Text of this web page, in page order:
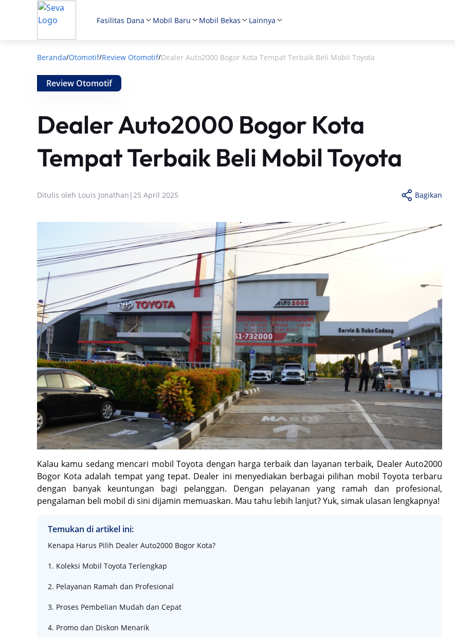
Fasilitas Dana Mobil Baru Mobil Bekas Lainnya
Beranda/Otomotif/Review Otomotif/Dealer Auto2000 Bogor Kota Tempat Terbaik Beli Mobil Toyota
Review Otomotif
Dealer Auto2000 Bogor Kota
Tempat Terbaik Beli Mobil Toyota
Ditulis oleh Louis Jonathan |25 April 2025 Bagikan
Kalau kamu sedang mencari mobil Toyota dengan harga terbaik dan layanan terbaik, Dealer Auto2000
Bogor Kota adalah tempat yang tepat. Dealer ini menyediakan berbagai pilihan mobil Toyota terbaru
dengan banyak keuntungan bagi pelanggan. Dengan pelayanan yang ramah dan profesional,
pengalaman beli mobil di sini dijamin memuaskan. Mau tahu lebih lanjut? Yuk, simak ulasan lengkapnya!
Temukan di artikel ini:
Kenapa Harus Pilih Dealer Auto2000 Bogor Kota?
1. Koleksi Mobil Toyota Terlengkap
2. Pelayanan Ramah dan Profesional
3. Proses Pembelian Mudah dan Cepat
4. Promo dan Diskon Menarik